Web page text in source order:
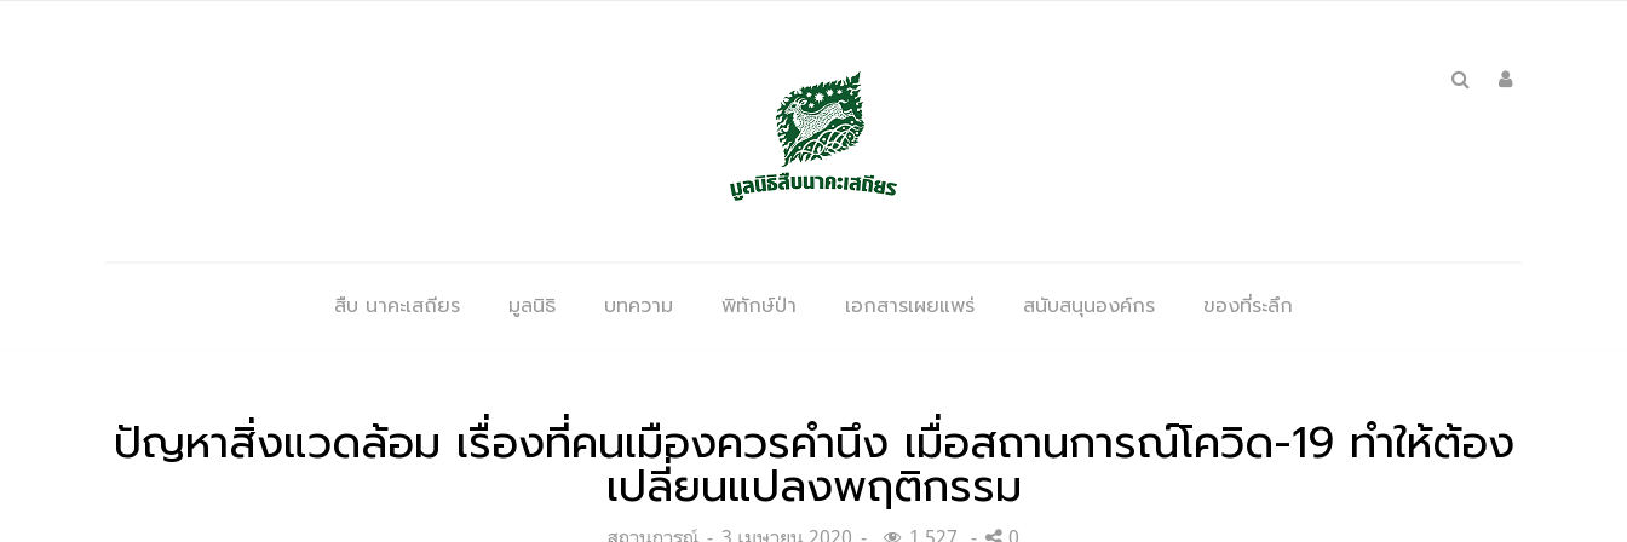
สืบ นาคะเสถียร มูลนิธิ บทความ พิทักษ์ป่า เอกสารเผยแพร่ สนับสนุนองค์กร ของที่ระลึก
ปัญหาสิ่งแวดล้อม เรื่องที่คนเมืองควรคำนึง เมื่อสถานการณ์โควิด-19 ทำให้ต้อง
เปลี่ยนแปลงพฤติกรรม
Categories:
สถานการณ์ Posted
3 เมษายน 2020 1,527 0